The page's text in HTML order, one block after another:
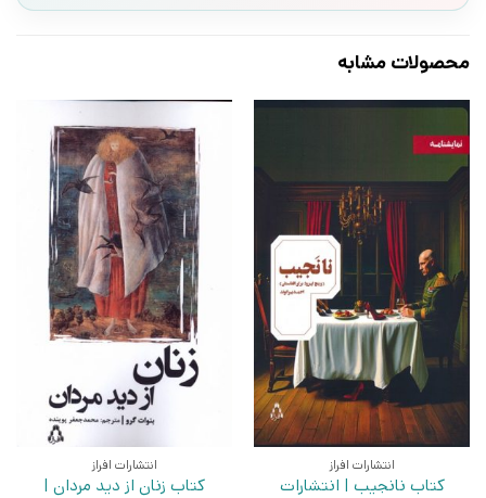
محصولات مشابه
انتشارات افراز
کتاب نانجیب | انتشارات
انتشارات افراز
کتاب زنان از دید مردان |